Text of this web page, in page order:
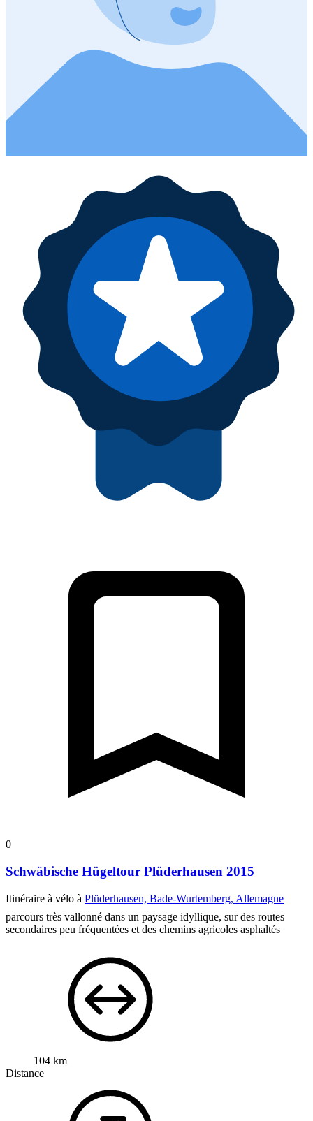
0
Schwäbische Hügeltour Plüderhausen 2015
Itinéraire à vélo à Plüderhausen, Bade-Wurtemberg, Allemagne
parcours très vallonné dans un paysage idyllique, sur des routes
secondaires peu fréquentées et des chemins agricoles asphaltés
104 km
Distance